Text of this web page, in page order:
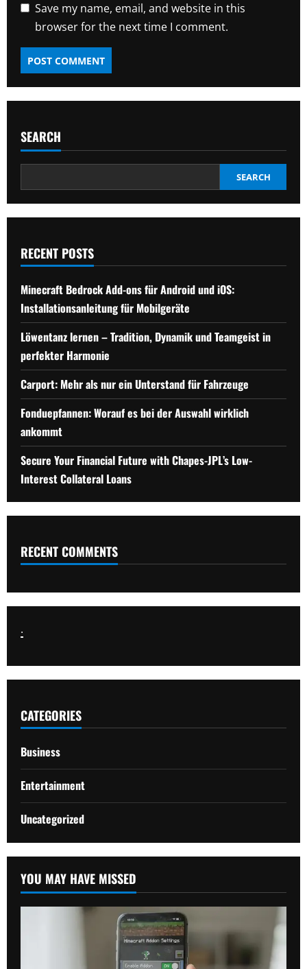
Save my name, email, and website in this
browser for the next time I comment.
SEARCH
SEARCH
RECENT POSTS
Minecraft Bedrock Add-ons für Android und iOS:
Installationsanleitung für Mobilgeräte
Löwentanz lernen – Tradition, Dynamik und Teamgeist in
perfekter Harmonie
Carport: Mehr als nur ein Unterstand für Fahrzeuge
Fonduepfannen: Worauf es bei der Auswahl wirklich
ankommt
Secure Your Financial Future with Chapes-JPL’s Low-
Interest Collateral Loans
RECENT COMMENTS
.
CATEGORIES
Business
Entertainment
Uncategorized
YOU MAY HAVE MISSED